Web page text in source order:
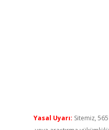
Yasal Uyarı: Sitemiz,